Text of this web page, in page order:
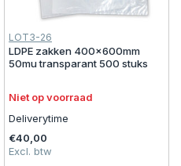
LOT3-26
LDPE zakken 400x600mm
50mu transparant 500 stuks
Niet op voorraad
Deliverytime
€40,00
Excl. btw